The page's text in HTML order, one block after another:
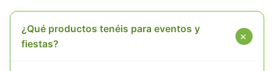
¿Qué productos tenéis para eventos y
fiestas?
+